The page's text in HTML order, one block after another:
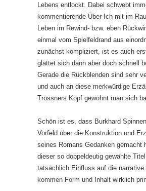
Lebens entlockt. Dabei schwebt
kommentierende Über-Ich mit im
Leben im Rewind- bzw. eben
einmal vom Spielfeldrand aus
zunächst kompliziert, ist es auch
glättet sich dann aber doch schnell
Gerade die Rückblenden sind sehr
und auch an diese merkwürdige
Trössners Kopf gewöhnt man sich
Schön ist es, dass Burkhard
Vorfeld über die Konstruktion und
seines Romans Gedanken gemacht
dieser so doppeldeutig gewählte
tatsächlich Einfluss auf die narrative
kommen Form und Inhalt wirklich